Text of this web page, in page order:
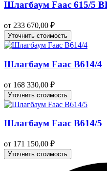
Шлагбаум Faac 615/5
от 233 670,00 ₽
Уточнить стоимость
Шлагбаум Faac B614/4
от 168 330,00 ₽
Уточнить стоимость
Шлагбаум Faac B614/5
от 171 150,00 ₽
Уточнить стоимость